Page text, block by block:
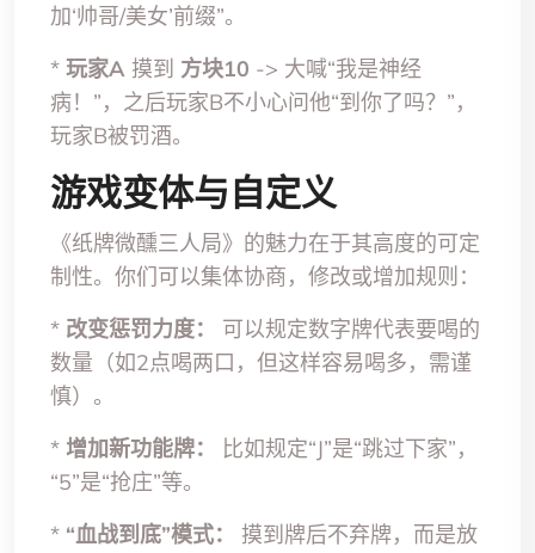
加‘帅哥/美女’前缀”。
* 玩家A 摸到 方块10 -> 大喊“我是神经
病！”，之后玩家B不小心问他“到你了吗？”，
玩家B被罚酒。
游戏变体与自定义
《纸牌微醺三人局》的魅力在于其高度的可定
制性。你们可以集体协商，修改或增加规则：
* 改变惩罚力度：
可以规定数字牌代表要喝的
数量（如2点喝两口，但这样容易喝多，需谨
慎）。
* 增加新功能牌：
比如规定“J”是“跳过下家”，
“5”是“抢庄”等。
* “血战到底”模式：
摸到牌后不弃牌，而是放